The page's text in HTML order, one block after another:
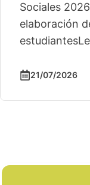
Sociales
elaboración
estudiantes
21/07/2026